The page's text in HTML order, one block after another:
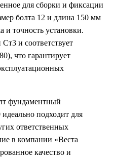
для сборки и фиксации
болта 12 и длина 150 мм
и точность установки.
и соответствует
что гарантирует
фундаментный
подходит для
ответственных
в компании «Веста
качество и